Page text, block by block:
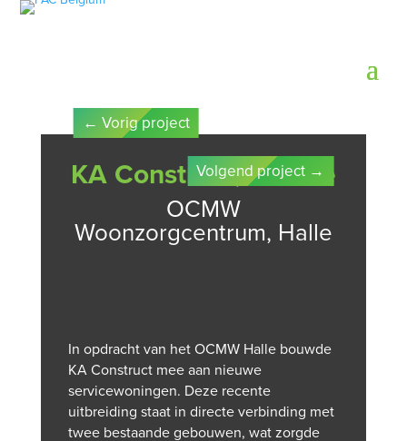
← Vorig project
Volgend project →
KA Construct, Beerse
OCMW
Woonzorgcentrum, Halle
In opdracht van het OCMW Halle bouwde
KA Construct mee aan nieuwe
servicewoningen. Deze recente
uitbreiding staat in directe verbinding met
twee bestaande gebouwen, wat zorgde